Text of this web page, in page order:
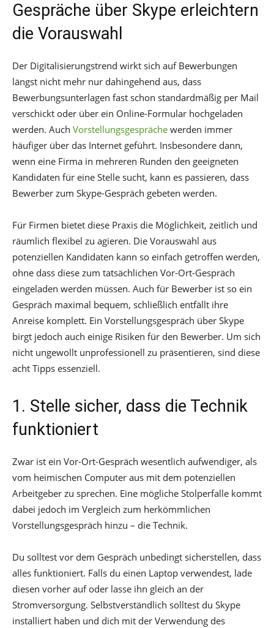
Gespräche über Skype erleichtern
die Vorauswahl
Der Digitalisierungstrend wirkt sich auf Bewerbungen
längst nicht mehr nur dahingehend aus, dass
Bewerbungsunterlagen fast schon standardmäßig per Mail
verschickt oder über ein Online-Formular hochgeladen
werden. Auch Vorstellungsgespräche werden immer
häufiger über das Internet geführt. Insbesondere dann,
wenn eine Firma in mehreren Runden den geeigneten
Kandidaten für eine Stelle sucht, kann es passieren, dass
Bewerber zum Skype-Gespräch gebeten werden.
Für Firmen bietet diese Praxis die Möglichkeit, zeitlich und
räumlich flexibel zu agieren. Die Vorauswahl aus
potenziellen Kandidaten kann so einfach getroffen werden,
ohne dass diese zum tatsächlichen Vor-Ort-Gespräch
eingeladen werden müssen. Auch für Bewerber ist so ein
Gespräch maximal bequem, schließlich entfällt ihre
Anreise komplett. Ein Vorstellungsgespräch über Skype
birgt jedoch auch einige Risiken für den Bewerber. Um sich
nicht ungewollt unprofessionell zu präsentieren, sind diese
acht Tipps essenziell.
1. Stelle sicher, dass die Technik
funktioniert
Zwar ist ein Vor-Ort-Gespräch wesentlich aufwendiger, als
vom heimischen Computer aus mit dem potenziellen
Arbeitgeber zu sprechen. Eine mögliche Stolperfalle kommt
dabei jedoch im Vergleich zum herkömmlichen
Vorstellungsgespräch hinzu – die Technik.
Du solltest vor dem Gespräch unbedingt sicherstellen, dass
alles funktioniert. Falls du einen Laptop verwendest, lade
diesen vorher auf oder lasse ihn gleich an der
Stromversorgung. Selbstverständlich solltest du Skype
installiert haben und dich mit der Verwendung des